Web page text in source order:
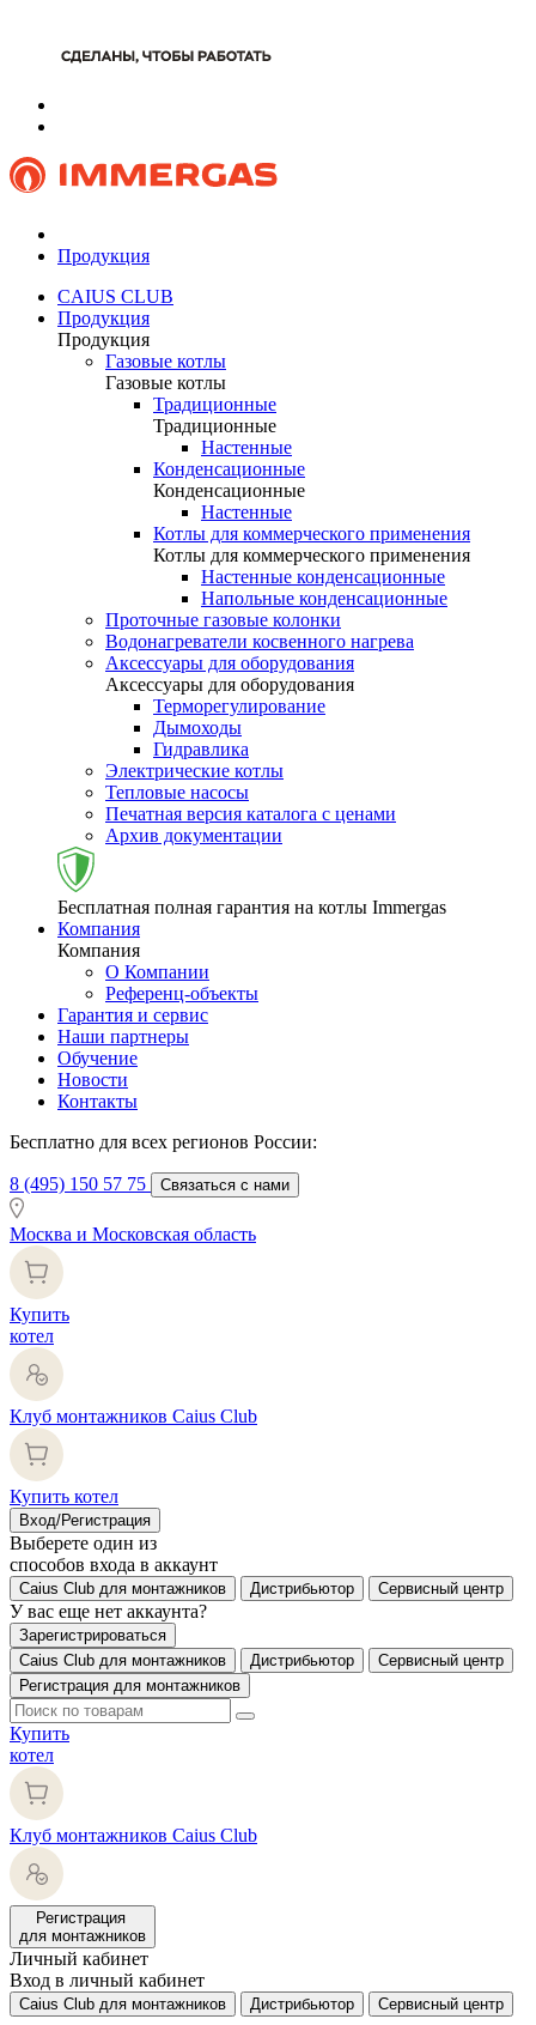
Продукция
CAIUS CLUB
Продукция
Продукция
Газовые котлы
Газовые котлы
Традиционные
Традиционные
Настенные
Конденсационные
Конденсационные
Настенные
Котлы для коммерческого применения
Котлы для коммерческого применения
Настенные конденсационные
Напольные конденсационные
Проточные газовые колонки
Водонагреватели косвенного нагрева
Аксессуары для оборудования
Аксессуары для оборудования
Терморегулирование
Дымоходы
Гидравлика
Электрические котлы
Тепловые насосы
Печатная версия каталога с ценами
Архив документации
Бесплатная полная гарантия на котлы Immergas
Компания
Компания
О Компании
Референц-объекты
Гарантия и сервис
Наши партнеры
Обучение
Новости
Контакты
Бесплатно для всех регионов России:
8 (495) 150 57 75 Связаться с нами
Москва и Московская область
Купить
котел
Клуб монтажников Caius Club
Купить котел
Вход/Регистрация
Выберете один из
способов входа в аккаунт
Caius Club для монтажников Дистрибьютор Сервисный центр
У вас еще нет аккаунта?
Зарегистрироваться
Caius Club для монтажников
Дистрибьютор
Сервисный центр
Регистрация для монтажников
Купить
котел
Клуб монтажников Caius Club
Регистрация
для монтажников
Личный кабинет
Вход в личный кабинет
Caius Club для монтажников Дистрибьютор Сервисный центр